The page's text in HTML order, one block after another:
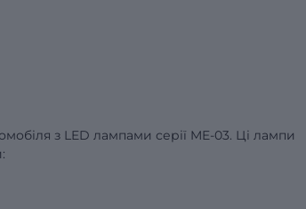
з LED лампами серії ME-03. Ці лампи